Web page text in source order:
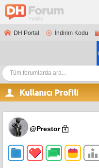
DH Portal İndirim Kodu
Kullanıcı Profili
@Prestor